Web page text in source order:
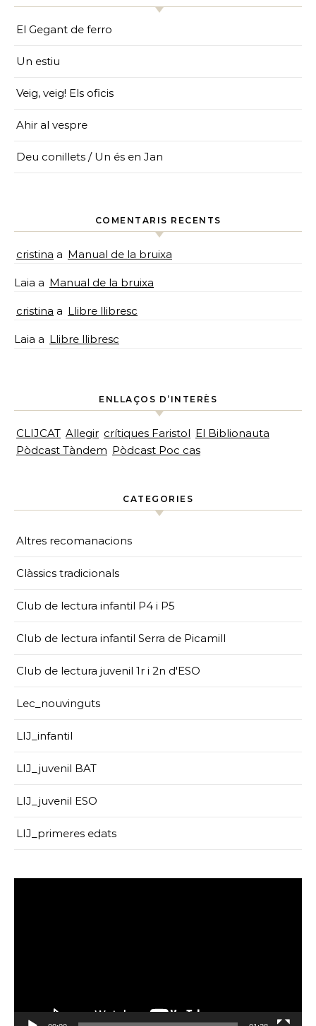
El Gegant de ferro
Un estiu
Veig, veig! Els oficis
Ahir al vespre
Deu conillets / Un és en Jan
COMENTARIS RECENTS
cristina a Manual de la bruixa
Laia a Manual de la bruixa
cristina a Llibre llibresc
Laia a Llibre llibresc
ENLLAÇOS D’INTERÈS
CLIJCAT Allegir crítiques Faristol El Biblionauta
Pòdcast Tàndem Pòdcast Poc cas
CATEGORIES
Altres recomanacions
Clàssics tradicionals
Club de lectura infantil P4 i P5
Club de lectura infantil Serra de Picamill
Club de lectura juvenil 1r i 2n d'ESO
Lec_nouvinguts
LIJ_infantil
LIJ_juvenil BAT
LIJ_juvenil ESO
LIJ_primeres edats